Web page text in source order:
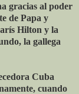
gracias al poder
de Papa y
Hilton y la
la gallega
Cuba
cuando